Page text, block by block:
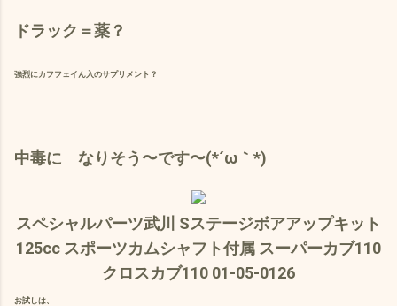
ドラック＝薬？
強烈にカフフェイん入のサプリメント？
中毒に なりそう〜です〜(*´ω｀*)
スペシャルパーツ武川 Sステージボアアップキット
125cc スポーツカムシャフト付属 スーパーカブ110
クロスカブ110 01-05-0126
お試しは、